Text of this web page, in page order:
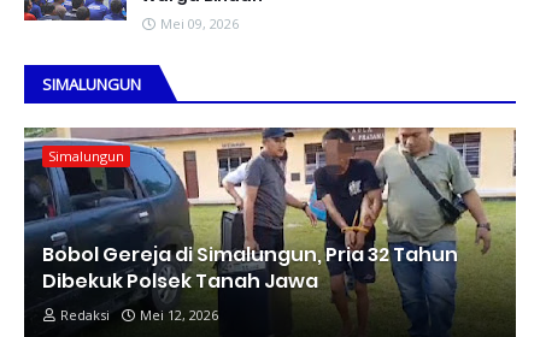
Mei 09, 2026
SIMALUNGUN
Simalungun
Bobol Gereja di Simalungun, Pria 32 Tahun
Dibekuk Polsek Tanah Jawa
Redaksi Mei 12, 2026